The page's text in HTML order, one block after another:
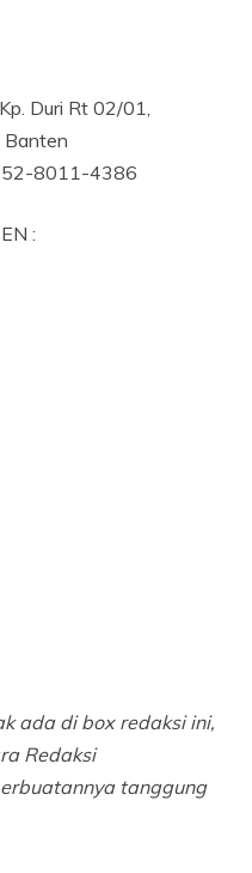
Duri Rt 02/01,
Banten
8011-4386
:
ada di box redaksi ini,
Redaksi
tanggung